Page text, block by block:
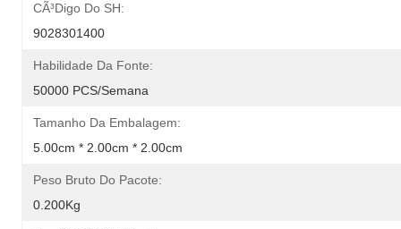
CÃ³digo Do SH:
9028301400
Habilidade Da Fonte:
50000 PCS/semana
Tamanho Da Embalagem:
5.00cm * 2.00cm * 2.00cm
Peso Bruto Do Pacote:
0.200Kg